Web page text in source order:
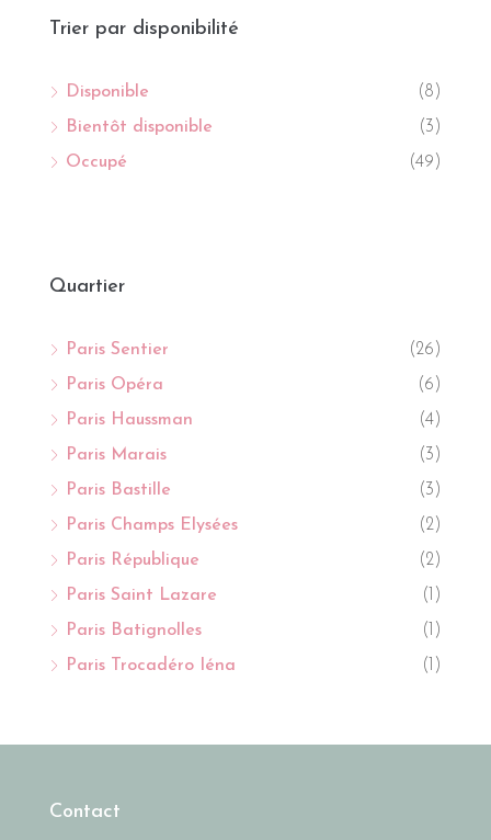
Trier par disponibilité
Disponible
(8)
Bientôt disponible
(3)
Occupé
(49)
Quartier
Paris Sentier
(26)
Paris Opéra
(6)
Paris Haussman
(4)
Paris Marais
(3)
Paris Bastille
(3)
Paris Champs Elysées
(2)
Paris République
(2)
Paris Saint Lazare
(1)
Paris Batignolles
(1)
Paris Trocadéro Iéna
(1)
Contact